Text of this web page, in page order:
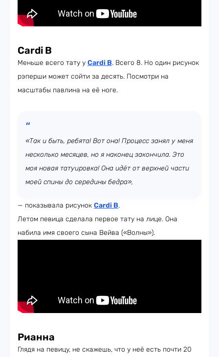
Cardi B
Меньше всего тату у Cardi B. Всего 8. Но один рисунок
рэперши может сойти за десять. Посмотри на
масштабы павлина на её ноге.
«Так и быть, ребята! Вот она! Процесс занял у меня
несколько месяцев, но я наконец закончила. Это
моя новая татуировка! Она идёт от верхней части
моей спины до середины бедра»,
— показывала рисунок Cardi B.
Летом певица сделала первое тату на лице. Она
набила имя своего сына Вейва («Волны»).
Рианна
Глядя на певицу, не скажешь, что у неё есть почти 20